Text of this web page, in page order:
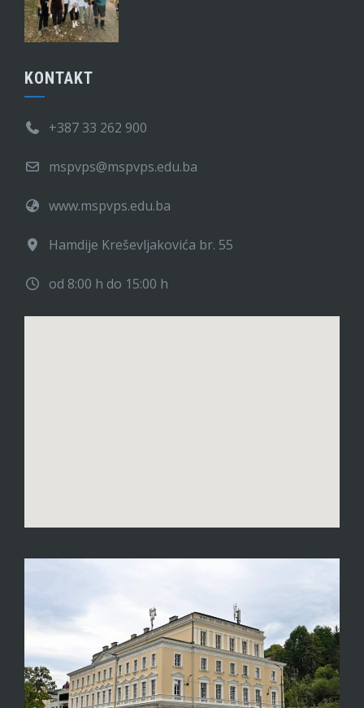
KONTAKT
+387 33 262 900
mspvps@mspvps.edu.ba
www.mspvps.edu.ba
Hamdije Kreševljakovića br. 55
od 8:00 h do 15:00 h